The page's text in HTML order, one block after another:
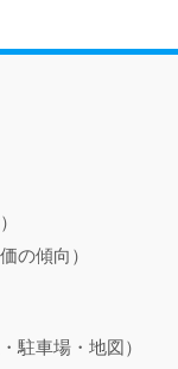
の傾向）
駐車場・地図）